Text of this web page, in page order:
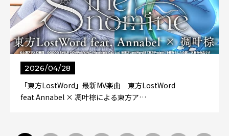
2026/04/28
「東方LostWord」最新MV楽曲 東方LostWord
feat.Annabel × 凋叶棕による東方ア…